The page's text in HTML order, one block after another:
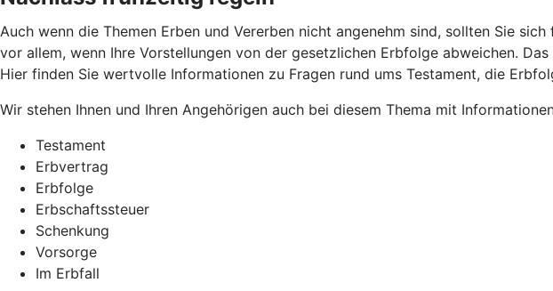
Auch wenn die Themen Erben und Vererben nicht angenehm sind, sollten Sie
vor allem, wenn Ihre Vorstellungen von der gesetzlichen Erbfolge abweichen.
Hier finden Sie wertvolle Informationen zu Fragen rund ums Testament, die
Wir stehen Ihnen und Ihren Angehörigen auch bei diesem Thema mit
Testament
Erbvertrag
Erbfolge
Erbschaftssteuer
Schenkung
Vorsorge
Im Erbfall